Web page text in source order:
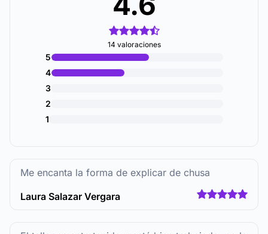
14 valoraciones
5
4
3
2
1
Me encanta la forma de explicar de chusa
Laura Salazar Vergara